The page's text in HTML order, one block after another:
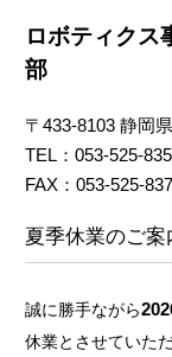
る制
判断
もの
第３条 本
本ソフトウ
ウェア等に
れた使用権
ロボティクス
部
〒433-8103 静岡
TEL：053-525-
FAX：053-525-
夏季休業のご案
誠に勝手ながら
休業とさせていただ